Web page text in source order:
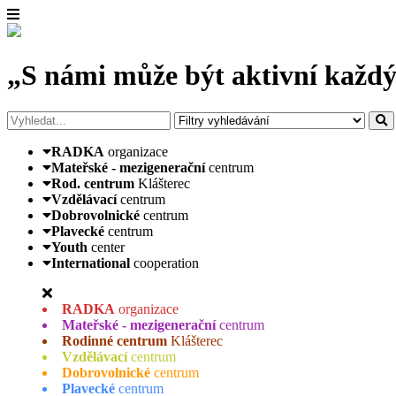
„S námi může být aktivní
RADKA organizace
Mateřské - mezigenerační centrum
Rod. centrum Klášterec
Vzdělávací centrum
Dobrovolnické centrum
Plavecké centrum
Youth center
International cooperation
RADKA organizace
Mateřské - mezigenerační centrum
Rodinné centrum Klášterec
Vzdělávací centrum
Dobrovolnické centrum
Plavecké centrum